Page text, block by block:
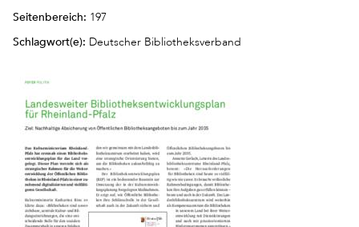
Seitenbereich: 197
Schlagwort(e): Deutscher Bibliotheksverband